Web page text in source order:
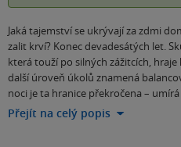
Jaká tajemství se ukrývají za zdmi
zalit krví? Konec devadesátých let.
která touží po silných zážitcích,
další úroveň úkolů znamená
noci je ta hranice překročena – umírá
Přejít na celý popis